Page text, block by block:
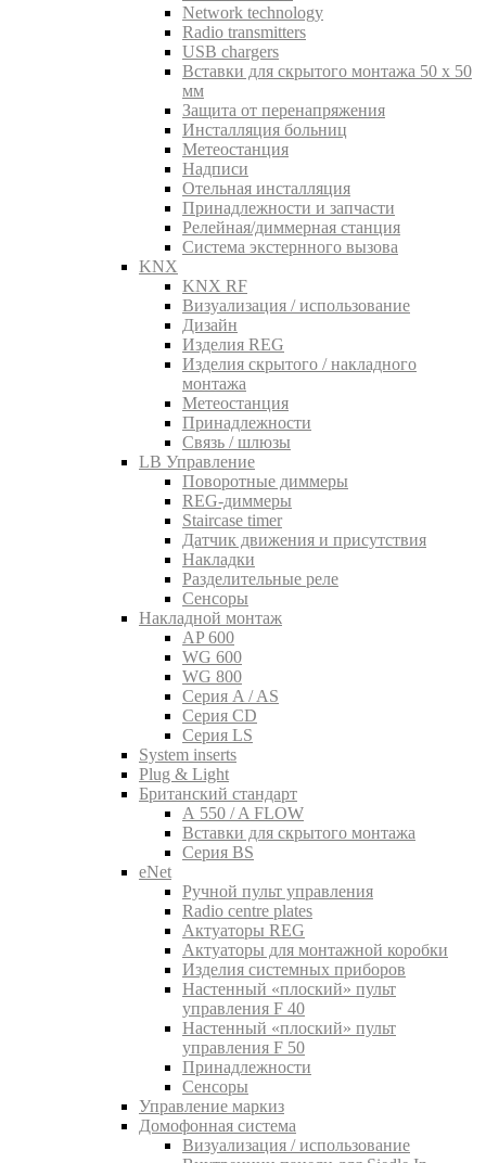
Network technology
Radio transmitters
USB chargers
Вставки для скрытого монтажа 50 x 50
мм
Защита от перенапряжения
Инсталляция больниц
Метеостанция
Надписи
Отельная инсталляция
Принадлежности и запчасти
Релейная/диммерная станция
Система экстернного вызова
KNX
KNX RF
Визуализация / использование
Дизайн
Изделия REG
Изделия скрытого / накладного
монтажа
Метеостанция
Принадлежности
Связь / шлюзы
LB Управление
Поворотные диммеры
REG-диммеры
Staircase timer
Датчик движения и присутствия
Накладки
Разделительные реле
Сенсоры
Накладной монтаж
AP 600
WG 600
WG 800
Серия A / AS
Серия CD
Серия LS
System inserts
Plug & Light
Британский стандарт
A 550 / A FLOW
Вставки для скрытого монтажа
Серия BS
eNet
Pучной пульт управления
Radio centre plates
Актуаторы REG
Актуаторы для монтажной коробки
Изделия системных приборов
Настенный «плоский» пульт
управления F 40
Настенный «плоский» пульт
управления F 50
Принадлежности
Сенсоры
Управление маркиз
Домофонная система
Визуализация / использование